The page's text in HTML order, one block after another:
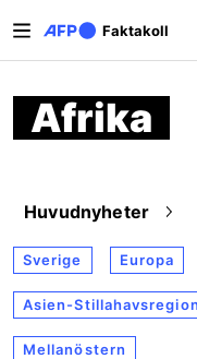
Faktakoll
Afrika
Huvudnyheter
Sverige Europa
Asien-
Mellanöstern